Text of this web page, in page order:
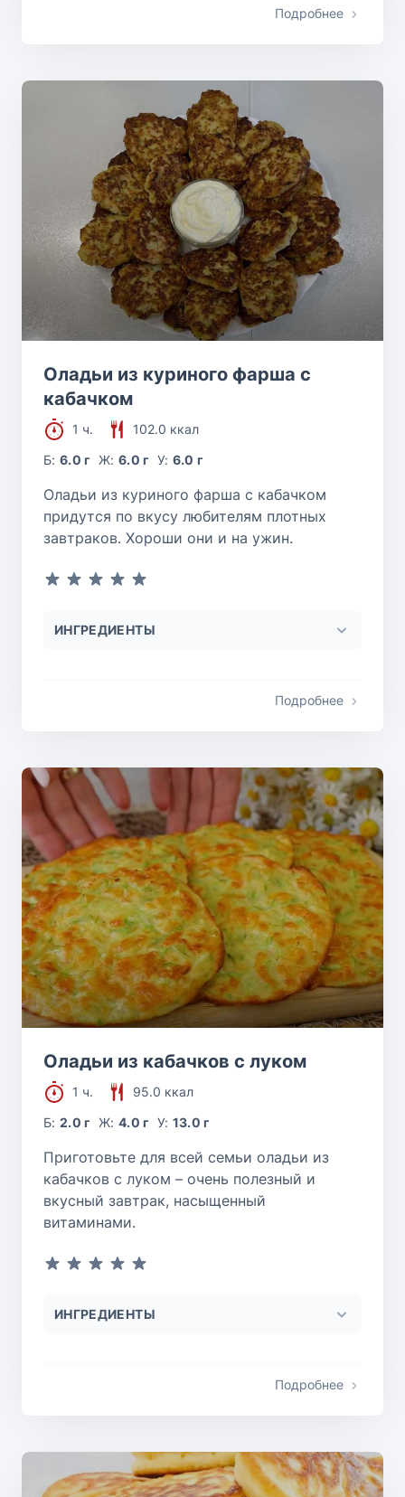
Подробнее
Оладьи из куриного фарша с
кабачком
1 ч.
102.0 ккал
Б:6.0 г Ж: 6.0 г У: 6.0 г
Оладьи из куриного фарша с кабачком
придутся по вкусу любителям плотных
завтраков. Хороши они и на ужин.
ИНГРЕДИЕНТЫ
Подробнее
Оладьи из кабачков с луком
1 ч.
95.0 ккал
Б:2.0 г Ж: 4.0 г У: 13.0 г
Приготовьте для всей семьи оладьи из
кабачков с луком – очень полезный и
вкусный завтрак, насыщенный
витаминами.
ИНГРЕДИЕНТЫ
Подробнее